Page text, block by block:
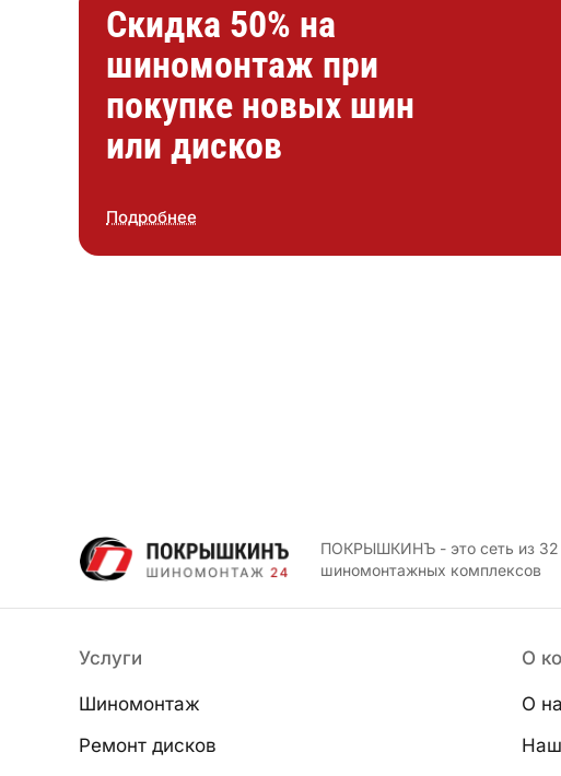
Скидка 50% на
шиномонтаж при
покупке новых шин
или дисков
Подробнее
ПОКРЫШКИНЪ - это сеть из 32
шиномонтажных комплексов
Услуги
Шиномонтаж
Ремонт дисков
О
О